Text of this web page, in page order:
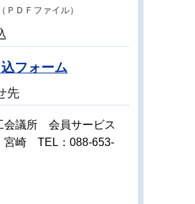
ＰＤＦファイル）
フォーム
先
会議所 会員サービス
崎 TEL：088-653-